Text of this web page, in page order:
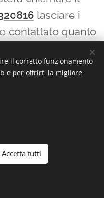
lasciare i
contattato quanto
form contatti per
line
il corretto funzionamento
e per offrirti la migliore
Accetta tutti